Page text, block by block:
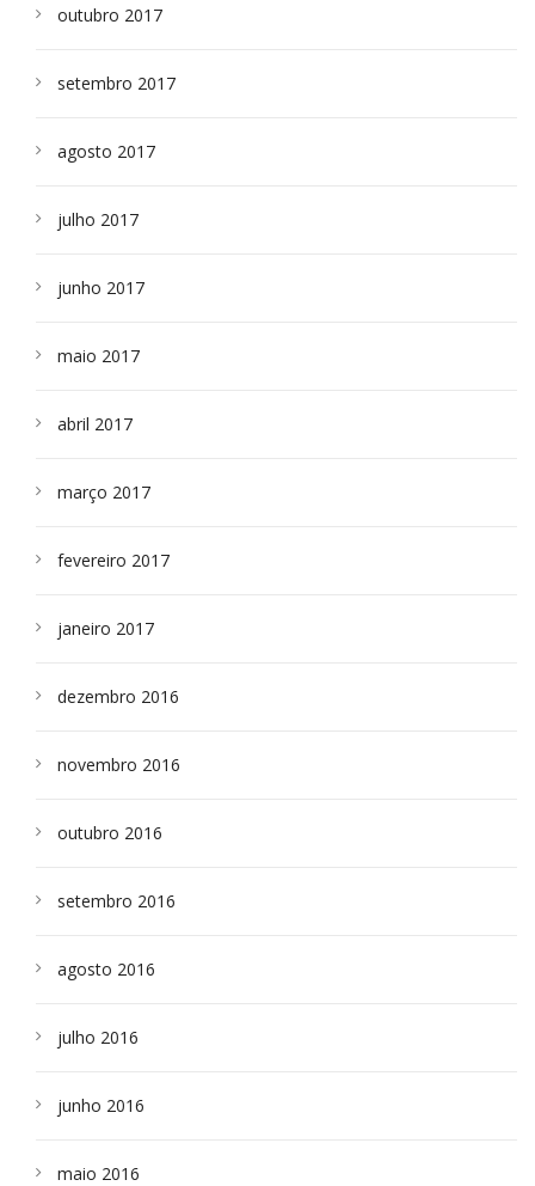
outubro 2017
setembro 2017
agosto 2017
julho 2017
junho 2017
maio 2017
abril 2017
março 2017
fevereiro 2017
janeiro 2017
dezembro 2016
novembro 2016
outubro 2016
setembro 2016
agosto 2016
julho 2016
junho 2016
maio 2016